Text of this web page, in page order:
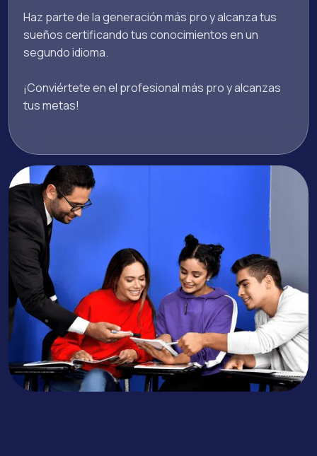
Haz parte de la generación más pro y alcanza tus
sueños certificando tus conocimientos en un
segundo idioma.
¡Conviértete en el profesional más pro y alcanzas
tus metas!